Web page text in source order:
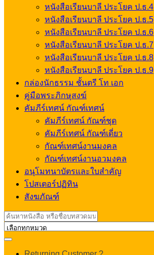
หนังสือเรียนบาลี ประโยค ป.ธ.4
หนังสือเรียนบาลี ประโยค ป.ธ.5
หนังสือเรียนบาลี ประโยค ป.ธ.6
หนังสือเรียนบาลี ประโยค ป.ธ.7
หนังสือเรียนบาลี ประโยค ป.ธ.8
หนังสือเรียนบาลี ประโยค ป.ธ.9
กล่องนักธรรม ชั้นตรี โท เอก
คู่มือพระภิกษุสงฆ์
คัมภีร์เทศน์ กัณฑ์เทศน์
คัมภีร์เทศน์ กัณฑ์ชุด
คัมภีร์เทศน์ กัณฑ์เดี่ยว
กัณฑ์เทศน์งานมงคล
กัณฑ์เทศน์งานอวมงคล
อนุโมทนาบัตรและใบสำคัญ
โปสเตอร์ปฏิทิน
สังฆภัณฑ์
Search
for: